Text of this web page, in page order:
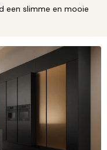
een slimme en mooie